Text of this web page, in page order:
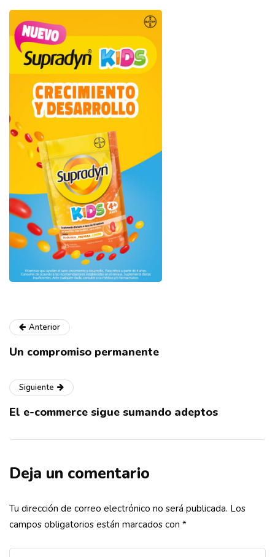
Anterior
Un compromiso permanente
Siguiente
El e-commerce sigue sumando adeptos
Deja un comentario
Tu dirección de correo electrónico no será publicada. Los
campos obligatorios están marcados con *